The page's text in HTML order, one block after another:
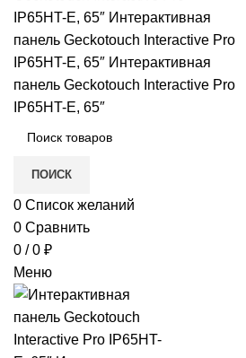
ПОИСК
0 Список желаний
0 Сравнить
0 / 0 ₽
Меню